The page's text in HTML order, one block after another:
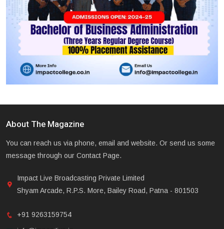
About The Magazine
You can reach us via phone, email and website. Or send us some
message through our Contact Page.
Impact Live Broadcasting Private Limited
Shyam Arcade, R.P.S. More, Bailey Road, Patna - 801503
+91 9263159754